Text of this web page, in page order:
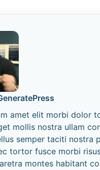
amet elit morbi dolor
mollis nostra ullam
semper taciti nostra
tortor fusce morbi
montes habitant